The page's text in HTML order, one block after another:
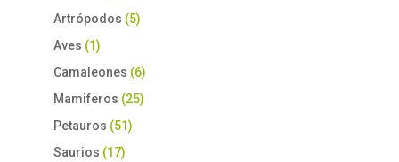
Artrópodos (5)
Aves (1)
Camaleones (6)
Mamiferos (25)
Petauros (51)
Saurios (17)